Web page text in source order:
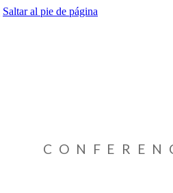
Saltar al pie de página